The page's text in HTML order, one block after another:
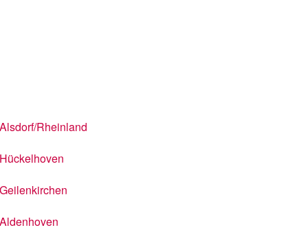
Alsdorf/Rheinland
Hückelhoven
Geilenkirchen
Aldenhoven